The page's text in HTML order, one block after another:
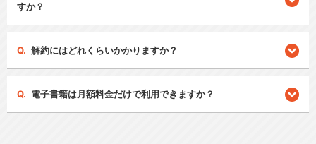
すか？
解約にはどれくらいかかりますか？
電子書籍は月額料金だけで利用できますか？